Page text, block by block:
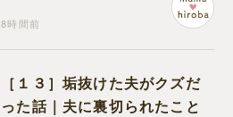
8時間前
［１３］垢抜けた夫がクズだ
った話｜夫に裏切られたこと